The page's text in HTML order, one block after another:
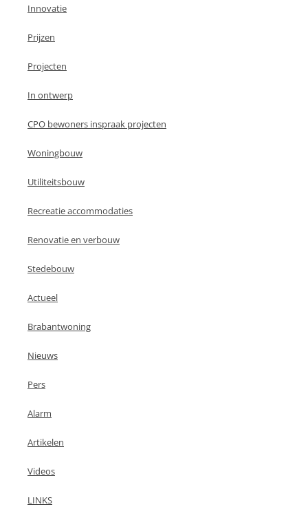
Innovatie
Prijzen
Projecten
In ontwerp
CPO bewoners inspraak projecten
Woningbouw
Utiliteitsbouw
Recreatie accommodaties
Renovatie en verbouw
Stedebouw
Actueel
Brabantwoning
Nieuws
Pers
Alarm
Artikelen
Videos
LINKS